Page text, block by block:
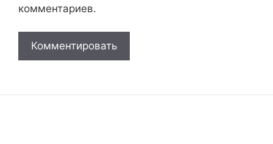
комментариев.